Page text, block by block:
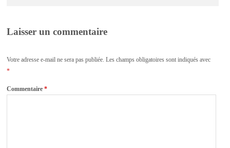
Laisser un commentaire
Votre adresse e-mail ne sera pas publiée. Les champs obligatoires sont indiqués avec
*
Commentaire*